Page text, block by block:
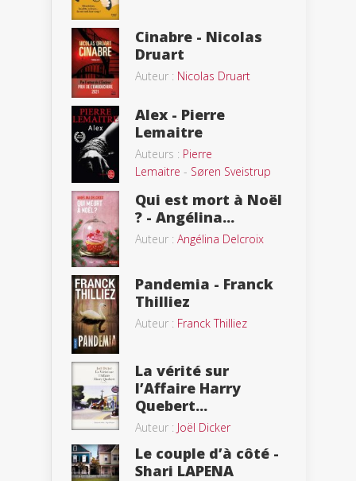
Cinabre - Nicolas
Druart
Auteur : Nicolas Druart
Alex - Pierre
Lemaitre
Auteurs : Pierre
Lemaitre - Søren Sveistrup
Qui est mort à Noël
? - Angélina...
Auteur : Angélina Delcroix
Pandemia - Franck
Thilliez
Auteur : Franck Thilliez
La vérité sur
l’Affaire Harry
Quebert...
Auteur : Joël Dicker
Le couple d’à côté -
Shari LAPENA